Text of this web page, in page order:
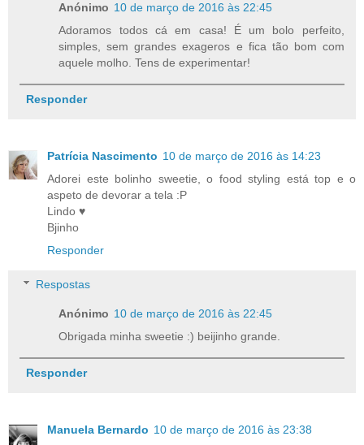
Anónimo 10 de março de 2016 às 22:45
Adoramos todos cá em casa! É um bolo perfeito,
simples, sem grandes exageros e fica tão bom com
aquele molho. Tens de experimentar!
Responder
Patrícia Nascimento 10 de março de 2016 às 14:23
Adorei este bolinho sweetie, o food styling está top e o
aspeto de devorar a tela :P
Lindo ♥
Bjinho
Responder
Respostas
Anónimo 10 de março de 2016 às 22:45
Obrigada minha sweetie :) beijinho grande.
Responder
Manuela Bernardo 10 de março de 2016 às 23:38